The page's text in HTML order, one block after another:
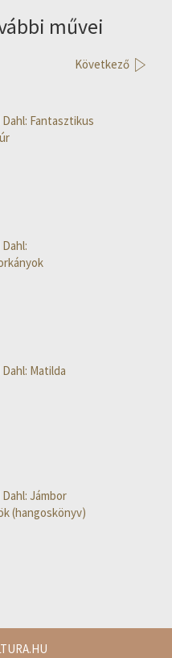
művei
Következő
Dahl: Fantasztikus
Dahl: Matilda
Dahl: Jámbor
(hangoskönyv)